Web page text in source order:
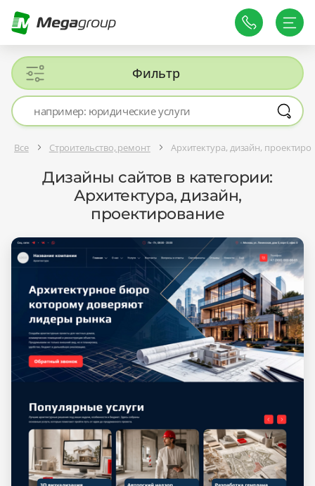
Фильтр
Все Строительство, ремонт Архитектура, дизайн,
Дизайны сайтов в категории:
Архитектура, дизайн,
проектирование